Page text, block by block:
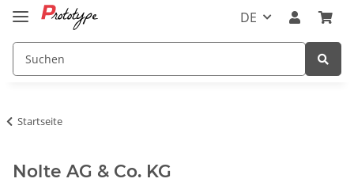
DE
Startseite
Nolte AG & Co. KG